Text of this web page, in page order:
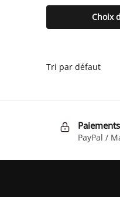
Choix
PayPal /